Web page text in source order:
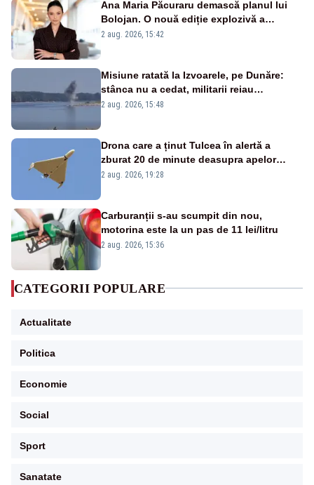
Ana Maria Păcuraru demască planul lui
Bolojan. O nouă ediție explozivă a
emisiunii „Miza Zilei” la Realitatea PLUS
2 aug. 2026, 15:42
Misiune ratată la Izvoarele, pe Dunăre:
stânca nu a cedat, militarii reiau
detonările luni – VIDEO
2 aug. 2026, 15:48
Drona care a ținut Tulcea în alertă a
zburat 20 de minute deasupra apelor
României. Au fost ridicate două F-16
2 aug. 2026, 19:28
Carburanții s-au scumpit din nou,
motorina este la un pas de 11 lei/litru
2 aug. 2026, 15:36
CATEGORII POPULARE
Actualitate
Politica
Economie
Social
Sport
Sanatate